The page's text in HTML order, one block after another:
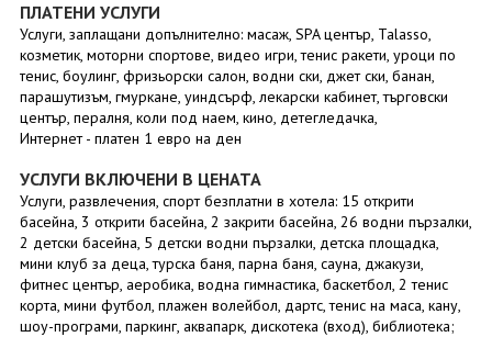
ПЛАТЕНИ УСЛУГИ
Услуги, заплащани допълнително: масаж, SPA център, Talasso,
козметик, моторни спортове, видео игри, тенис ракети, уроци по
тенис, боулинг, фризьорски салон, водни ски, джет ски, банан,
парашутизъм, гмуркане, уиндсърф, лекарски кабинет, търговски
център, пералня, коли под наем, кино, детегледачка,
Интернет - платен 1 евро на ден
УСЛУГИ ВКЛЮЧЕНИ В ЦЕНАТА
Услуги, развлечения, спорт безплатни в хотела: 15 открити
басейна, 3 открити басейна, 2 закрити басейна, 26 водни пързалки,
2 детски басейна, 5 детски водни пързалки, детска площадка,
мини клуб за деца, турска баня, парна баня, сауна, джакузи,
фитнес център, аеробика, водна гимнастика, баскетбол, 2 тенис
корта, мини футбол, плажен волейбол, дартс, тенис на маса, кану,
шоу-програми, паркинг, аквапарк, дискотека (вход), библиотека;